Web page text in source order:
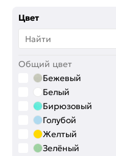
Цвет
Общий цвет
Бежевый
Белый
Бирюзовый
Голубой
Желтый
Зелёный